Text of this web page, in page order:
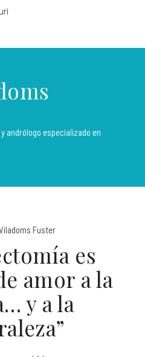
andrólogo especializado en
Fuster
es
amor a la
y a la